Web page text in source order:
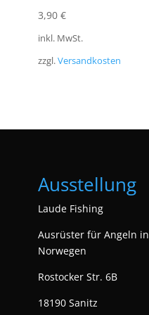
3,90 €
inkl. MwSt.
zzgl.Versandkosten
Ausstellung
Laude Fishing
Ausrüster für Angeln in
Norwegen
Rostocker Str. 6B
18190 Sanitz